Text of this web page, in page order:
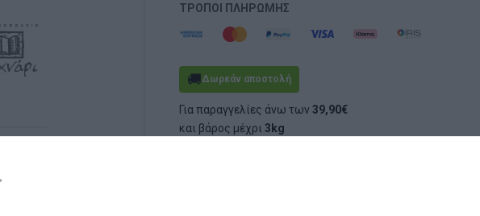
ΤΡΌΠΟΙ ΠΛΗΡΩΜΉΣ
🚚Δωρεάν αποστολή
Για παραγγελίες άνω των39,90€
και βάρος μέχρι3kg